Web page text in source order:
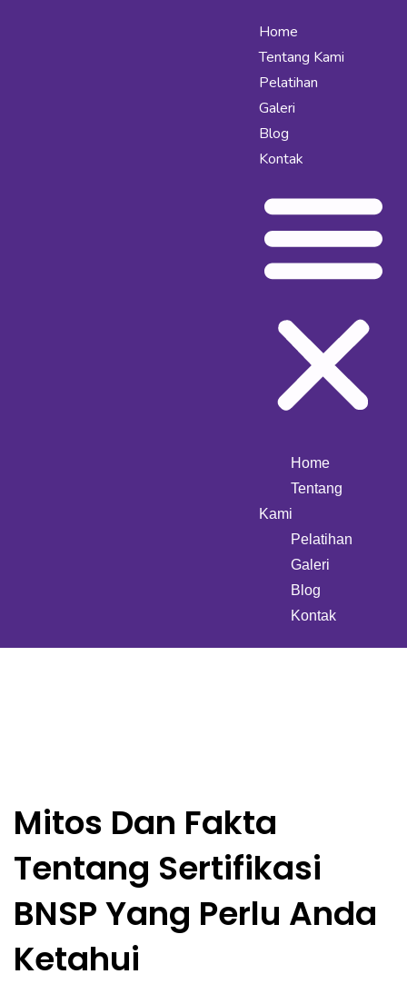
Home
Tentang Kami
Pelatihan
Galeri
Blog
Kontak
Home
Tentang
Kami
Pelatihan
Galeri
Blog
Kontak
Mitos Dan Fakta
Tentang Sertifikasi
BNSP Yang Perlu Anda
Ketahui